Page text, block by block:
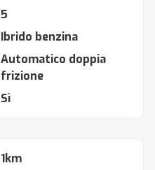
5
Ibrido benzina
Automatico doppia
frizione
Sì
1km